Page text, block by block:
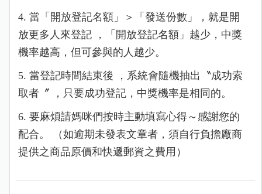
4. 當「開放登記名額」＞「發送份數」，就是開
放更多人來登記 ，「開放登記名額」越少，中獎
機率越高，但可參與的人越少。
5. 當登記時間結束後 ，系統會隨機抽出〝成功索
取者〞 ，只要成功登記，中獎機率是相同的。
6. 要麻煩請媽咪們按時主動填寫心得～感謝您的
配合。 （如逾期未發表文章者，須自行負擔廠商
提供之商品原價和快遞郵資之費用）